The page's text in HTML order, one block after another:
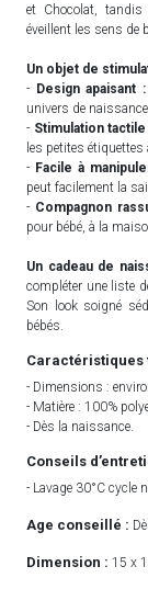
et Chocolat,
éveillent les sens de
Un objet de
- Design apaisant :
univers de
- Stimulation tactile
les petites
- Facile à
peut facilement la
- Compagnon
pour bébé, à la
Un cadeau de
compléter une liste
Son look soigné
bébés.
Caractéristiques
- Dimensions :
- Matière : 100%
- Dès la naissance.
Conseils
- Lavage 30°C cycle
Age conseillé :
Dimension : 15 x